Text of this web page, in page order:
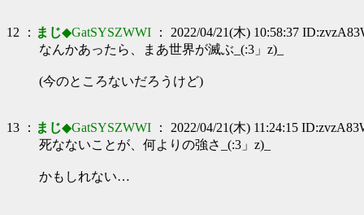
12 ： まじ◆GatSYSZWWI ： 2022/04/21(木) 10:58:37
なんかあったら、まあ世界が滅ぶ_(:3」z)_
(今のところないだろうけど)
13 ： まじ◆GatSYSZWWI ： 2022/04/21(木) 11:24:15
死なないことが、何よりの強さ_(:3」z)_
かもしれない…